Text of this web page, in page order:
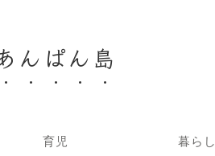
んぱん島
育児 暮らし